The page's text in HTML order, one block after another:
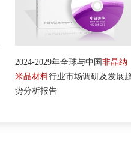
年全球与中国非晶纳
料
行业市场调研及发展趋
报告
行